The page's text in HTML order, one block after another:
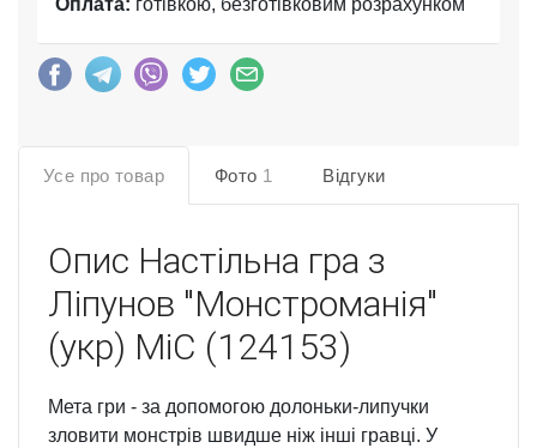
Оплата: готівкою, безготівковим розрахунком
Усе про товар Фото 1 Відгуки
Опис Настільна гра з
Ліпунов "Монстроманія"
(укр) MiC (124153)
Мета гри - за допомогою долоньки-липучки
зловити монстрів швидше ніж інші гравці. У